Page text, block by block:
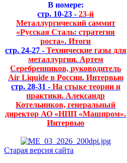
В номере:
стр. 10-23 - 23-й
Металлургический саммит
«Русская Сталь: стратегия
роста». Итоги
стр. 24-27 - Технические газы для
металлургии. Артем
Серебренников, руководитель
Air Liquide в России. Интервью
стр. 28-31 - На стыке теории и
практики. Александр
Котельников, генеральный
директор АО «НПП «Машпром».
Интервью
Старая версия сайта